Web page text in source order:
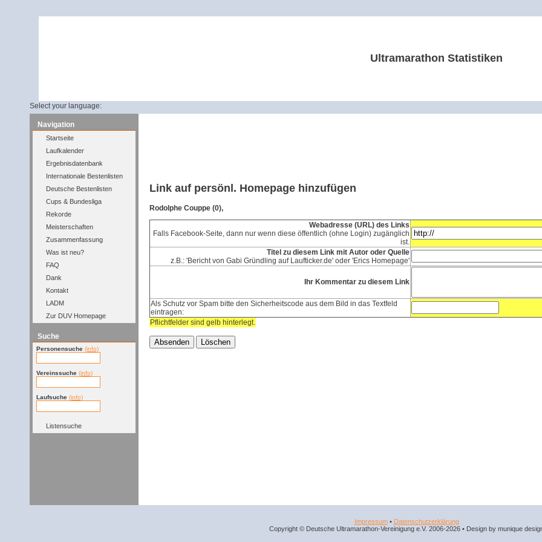
Ultramarathon Statistiken
Select your language:
Navigation
Startseite
Laufkalender
Ergebnisdatenbank
Internationale Bestenlisten
Deutsche Bestenlisten
Cups & Bundesliga
Rekorde
Meisterschaften
Zusammenfassung
Was ist neu?
FAQ
Dank
Kontakt
LADM
Zur DUV Homepage
Suche
Personensuche (info)
Vereinssuche (info)
Laufsuche (info)
Listensuche
Link auf persönl. Homepage hinzufügen
Rodolphe Couppe (0),
Webadresse (URL) des Links
Falls Facebook-Seite, dann nur wenn diese öffentlich (ohne Login) zugänglich
ist.
Titel zu diesem Link mit Autor oder Quelle
z.B.: 'Bericht von Gabi Gründling auf Laufticker.de' oder 'Erics Homepage'
Ihr Kommentar zu diesem Link
Als Schutz vor Spam bitte den Sicherheitscode aus dem Bild in das Textfeld
eintragen:
Pflichtfelder sind gelb hinterlegt.
Impressum• Datenschutzerklärung
Copyright © Deutsche Ultramarathon-Vereinigung e.V. 2006-2026 • Design by munique